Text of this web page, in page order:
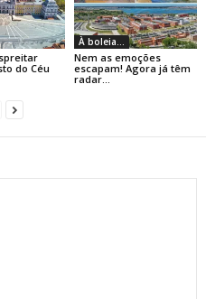
do Céu
À boleia...
Nem as emoções
escapam! Agora já têm
radar…